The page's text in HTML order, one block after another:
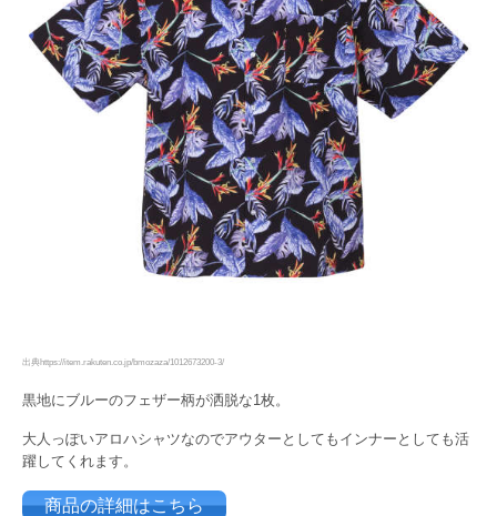
出典https://item.rakuten.co.jp/bmozaza/1012673200-3/
黒地にブルーのフェザー柄が洒脱な1枚。
大人っぽいアロハシャツなのでアウターとしてもインナーとしても活
躍してくれます。
商品の詳細はこちら